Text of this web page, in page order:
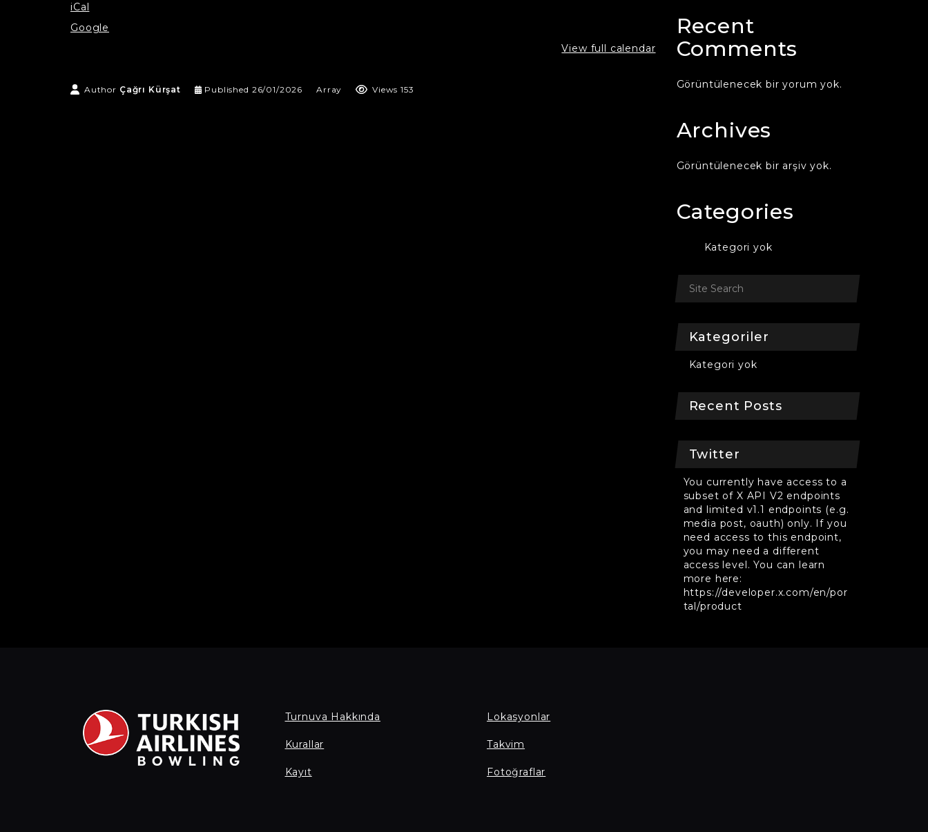
iCal
Google
View full calendar
Author Çağrı Kürşat Published 26/01/2026 Array Views 153
Recent
Comments
Görüntülenecek bir yorum yok.
Archives
Görüntülenecek bir arşiv yok.
Categories
Kategori yok
Kategoriler
Kategori yok
Recent Posts
Twitter
You currently have access to a
subset of X API V2 endpoints
and limited v1.1 endpoints (e.g.
media post, oauth) only. If you
need access to this endpoint,
you may need a different
access level. You can learn
more here:
https://developer.x.com/en/por
tal/product
Turnuva Hakkında
Kurallar
Kayıt
Lokasyonlar
Takvim
Fotoğraflar